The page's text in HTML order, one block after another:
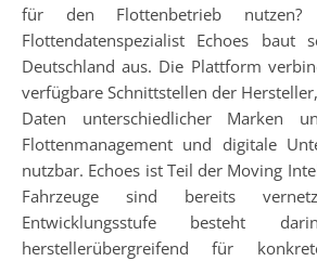
für den Flottenbetrieb nutzen?
Flottendatenspezialist Echoes baut
Deutschland aus. Die Plattform
verfügbare Schnittstellen der
Daten unterschiedlicher Marken
Flottenmanagement und digitale
nutzbar. Echoes ist Teil der Moving
Fahrzeuge sind bereits
Entwicklungsstufe besteht
herstellerübergreifend für